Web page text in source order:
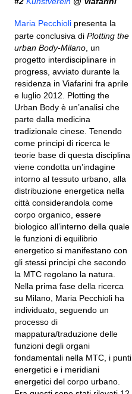
Maria Pecchioli presenta la
parte conclusiva di Plotting the
urban Body-Milano , un
progetto interdisciplinare in
progress, avviato durante la
residenza in Viafarini fra aprile
e luglio 2012. Plotting the
Urban Body è un’analisi che
parte dalla medicina
tradizionale cinese. Tenendo
come principi di ricerca le
teorie base di questa disciplina
viene condotta un’indagine
intorno al tessuto urbano, alla
distribuzione energetica nella
città considerandola come
corpo organico, essere
biologico all’interno della quale
le funzioni di equilibrio
energetico si manifestano con
gli stessi principi che secondo
la MTC regolano la natura.
Nella prima fase della ricerca
su Milano, Maria Pecchioli ha
individuato, seguendo un
processo di
mappatura/traduzione delle
funzioni degli organi
fondamentali nella MTC, i punti
energetici e i meridiani
energetici del corpo urbano.